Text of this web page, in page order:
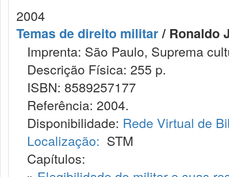
2004
Temas de direito militar/ Ronaldo
Imprenta: São Paulo, Suprema
Descrição Física: 255 p.
ISBN: 8589257177
Referência: 2004.
Disponibilidade: Rede Virtual de
Localização: STM
Capítulos: